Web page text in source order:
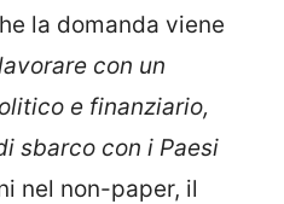
la domanda viene
con un
e finanziario,
sbarco con i Paesi
nel non-paper, il